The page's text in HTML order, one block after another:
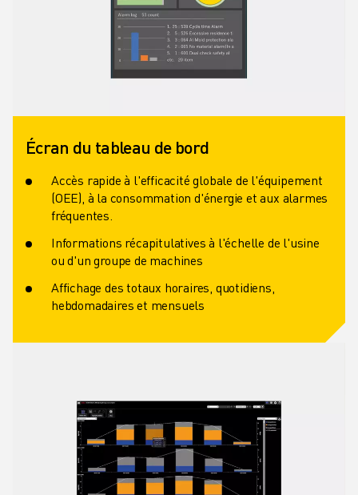
Écran du tableau de bord
Accès rapide à l'efficacité globale de l'équipement
(OEE), à la consommation d'énergie et aux alarmes
fréquentes.
Informations récapitulatives à l'échelle de l'usine
ou d'un groupe de machines
Affichage des totaux horaires, quotidiens,
hebdomadaires et mensuels